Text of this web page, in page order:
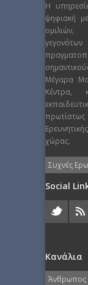
Η
ψηφιακή
ομιλιών,
Μέγαρα
χώρας.
Συχνές
Social
Κανάλια
Άνθρωπος